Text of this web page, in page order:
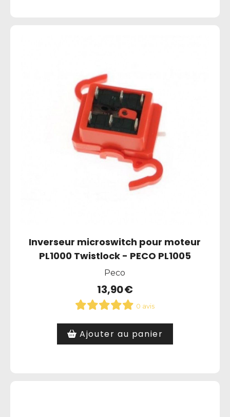
Inverseur microswitch pour moteur
PL1000 Twistlock - PECO PL1005
Peco
13,90€
0 avis
Ajouter au panier